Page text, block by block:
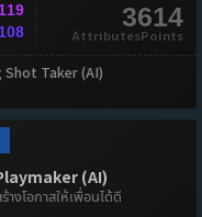
3614
AttributesPoints
Shot Taker (AI)
(AI)
างโอกาสให้เพื่อนได้ดี